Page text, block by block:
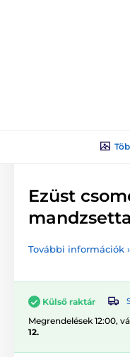
Ezüst
További információk ›
Külső raktár
Megrendelések 12:00,
12.